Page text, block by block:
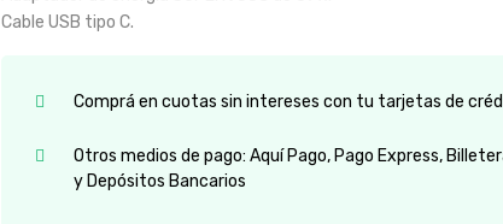
Cable USB tipo C.
Comprá en cuotas sin intereses con tu tarjetas de
Otros medios de pago: Aquí Pago, Pago Express,
y Depósitos Bancarios